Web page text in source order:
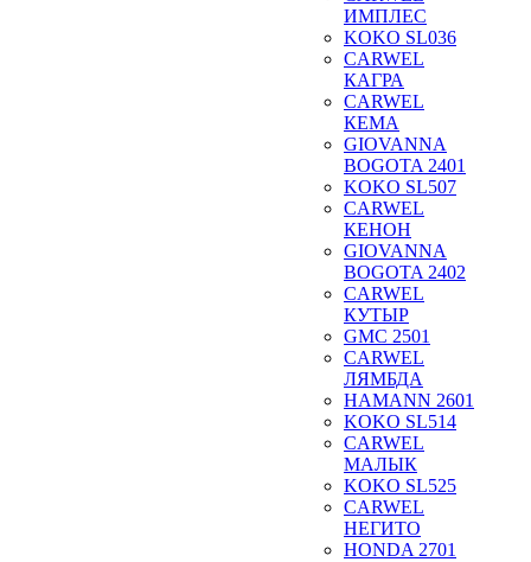
ИМПЛЕС
KOKO SL036
CARWEL
КАГРА
CARWEL
КЕМА
GIOVANNA
BOGOTA 2401
KOKO SL507
CARWEL
КЕНОН
GIOVANNA
BOGOTA 2402
CARWEL
КУТЫР
GMC 2501
CARWEL
ЛЯМБДА
HAMANN 2601
KOKO SL514
CARWEL
МАЛЫК
KOKO SL525
CARWEL
НЕГИТО
HONDA 2701